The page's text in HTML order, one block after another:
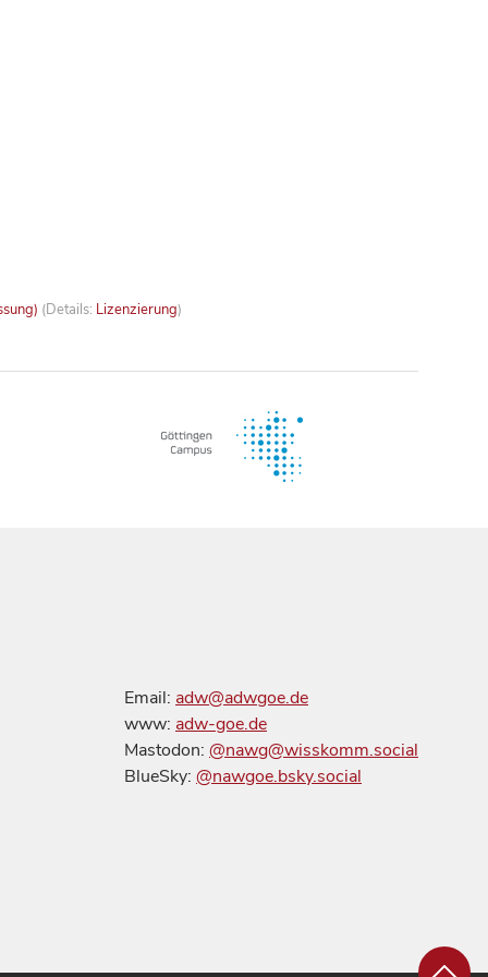
(Details: Lizenzierung)
Email: adw@adwgoe.de
www: adw-goe.de
Mastodon: @nawg@wisskomm.social
BlueSky: @nawgoe.bsky.social